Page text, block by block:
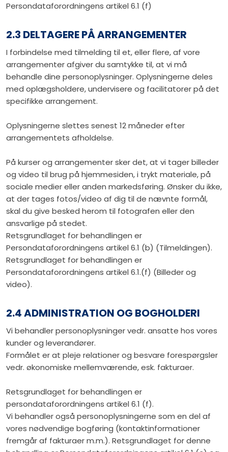
Persondataforordningens artikel 6.1 (f)
2.3 DELTAGERE PÅ ARRANGEMENTER
I forbindelse med tilmelding til et, eller flere, af vore
arrangementer afgiver du samtykke til, at vi må
behandle dine personoplysninger. Oplysningerne deles
med oplægsholdere, undervisere og facilitatorer på det
specifikke arrangement.
Oplysningerne slettes senest 12 måneder efter
arrangementets afholdelse.
På kurser og arrangementer sker det, at vi tager billeder
og video til brug på hjemmesiden, i trykt materiale, på
sociale medier eller anden markedsføring. Ønsker du ikke,
at der tages fotos/video af dig til de nævnte formål,
skal du give besked herom til fotografen eller den
ansvarlige på stedet.
Retsgrundlaget for behandlingen er
Persondataforordningens artikel 6.1 (b) (Tilmeldingen).
Retsgrundlaget for behandlingen er
Persondataforordningens artikel 6.1.(f) (Billeder og
video).
2.4 ADMINISTRATION OG BOGHOLDERI
Vi behandler personoplysninger vedr. ansatte hos vores
kunder og leverandører.
Formålet er at pleje relationer og besvare forespørgsler
vedr. økonomiske mellemværende, esk. fakturaer.
Retsgrundlaget for behandlingen er
persondataforordningens artikel 6.1 (f).
Vi behandler også personoplysningerne som en del af
vores nødvendige bogføring (kontaktinformationer
fremgår af fakturaer m.m.). Retsgrundlaget for denne